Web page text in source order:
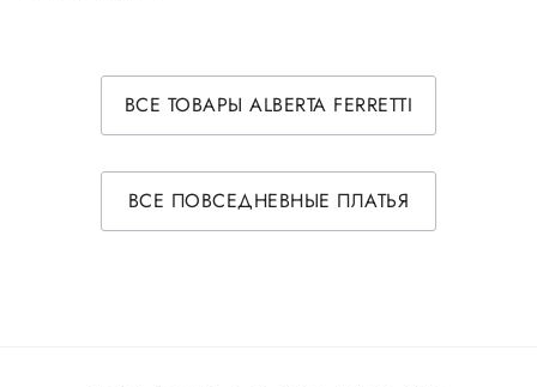
ВСЕ ТОВАРЫ ALBERTA FERRETTI
ВСЕ ПОВСЕДНЕВНЫЕ ПЛАТЬЯ